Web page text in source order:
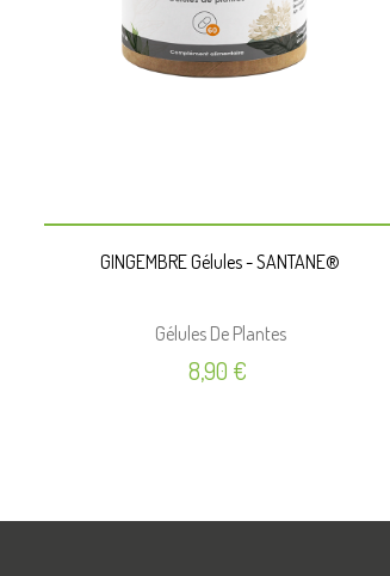
GINGEMBRE Gélules - SANTANE®
Gélules De Plantes
Prix
8,90 €